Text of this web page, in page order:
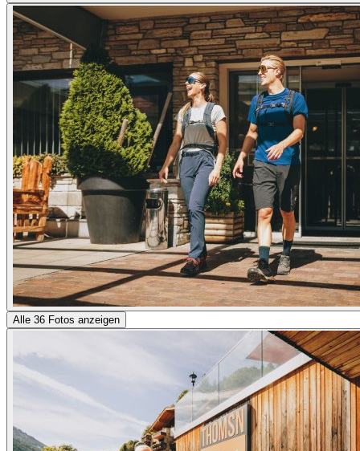
Alle 36 Fotos anzeigen